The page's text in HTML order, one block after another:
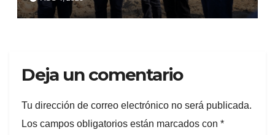
de 250.000 vecinos
Deja un comentario
Tu dirección de correo electrónico no será publicada.
Los campos obligatorios están marcados con *